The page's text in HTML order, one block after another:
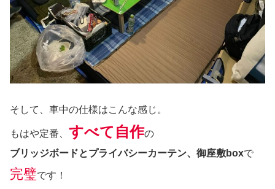
そして、車中の仕様はこんな感じ。
もはや定番、 すべて自作の
ブリッジボードとプライバシーカーテン、御座敷boxで
完璧です！